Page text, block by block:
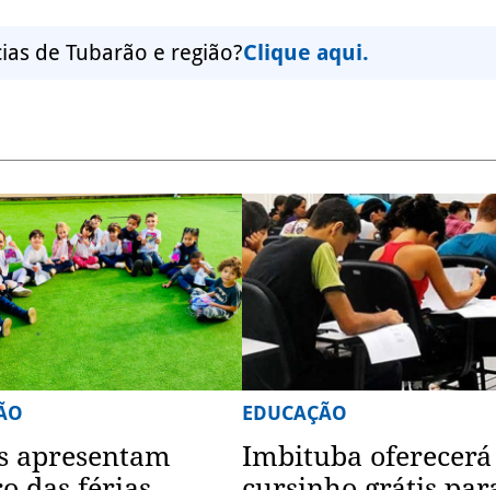
de Tubarão e região?Clique aqui.
apresentam
EDUCAÇÃO
Imbituba oferecerá